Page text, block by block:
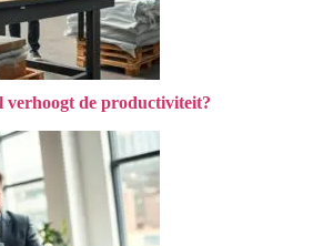
verhoogt de productiviteit?